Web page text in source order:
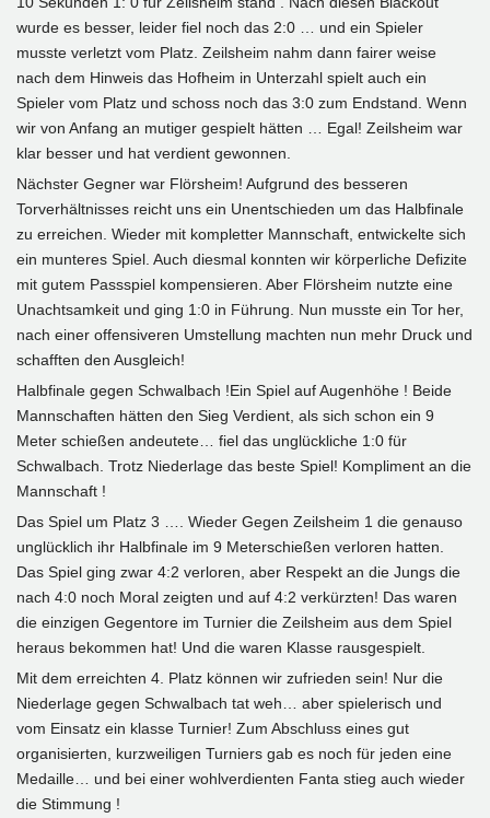
wurde es besser, leider fiel noch das 2:0 … und ein Spieler
musste verletzt vom Platz. Zeilsheim nahm dann fairer weise
nach dem Hinweis das Hofheim in Unterzahl spielt auch ein
Spieler vom Platz und schoss noch das 3:0 zum Endstand. Wenn
wir von Anfang an mutiger gespielt hätten … Egal! Zeilsheim war
klar besser und hat verdient gewonnen.
Nächster Gegner war Flörsheim! Aufgrund des besseren
Torverhältnisses reicht uns ein Unentschieden um das Halbfinale
zu erreichen. Wieder mit kompletter Mannschaft, entwickelte sich
ein munteres Spiel. Auch diesmal konnten wir körperliche Defizite
mit gutem Passspiel kompensieren. Aber Flörsheim nutzte eine
Unachtsamkeit und ging 1:0 in Führung. Nun musste ein Tor her,
nach einer offensiveren Umstellung machten nun mehr Druck und
schafften den Ausgleich!
Halbfinale gegen Schwalbach !Ein Spiel auf Augenhöhe ! Beide
Mannschaften hätten den Sieg Verdient, als sich schon ein 9
Meter schießen andeutete… fiel das unglückliche 1:0 für
Schwalbach. Trotz Niederlage das beste Spiel! Kompliment an die
Mannschaft !
Das Spiel um Platz 3 …. Wieder Gegen Zeilsheim 1 die genauso
unglücklich ihr Halbfinale im 9 Meterschießen verloren hatten.
Das Spiel ging zwar 4:2 verloren, aber Respekt an die Jungs die
nach 4:0 noch Moral zeigten und auf 4:2 verkürzten! Das waren
die einzigen Gegentore im Turnier die Zeilsheim aus dem Spiel
heraus bekommen hat! Und die waren Klasse rausgespielt.
Mit dem erreichten 4. Platz können wir zufrieden sein! Nur die
Niederlage gegen Schwalbach tat weh… aber spielerisch und
vom Einsatz ein klasse Turnier! Zum Abschluss eines gut
organisierten, kurzweiligen Turniers gab es noch für jeden eine
Medaille… und bei einer wohlverdienten Fanta stieg auch wieder
die Stimmung !